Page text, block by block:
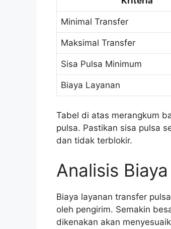
Minimal Transfer
Maksimal Transfer
Sisa Pulsa Minimum
Biaya Layanan
Tabel di atas merangkum
pulsa. Pastikan sisa pulsa
dan tidak terblokir.
Analisis
Biaya layanan transfer
oleh pengirim. Semakin
dikenakan akan